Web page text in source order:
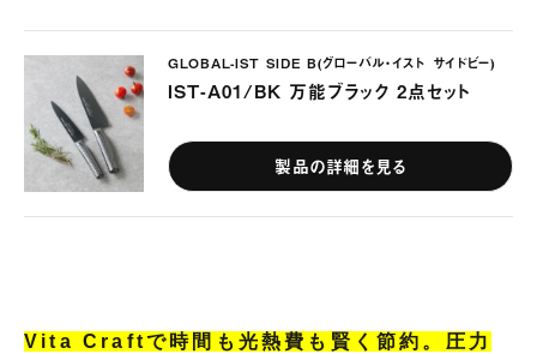
GLOBAL-IST SIDE B(グローバル・イスト サイドビー)
IST-A01/BK 万能ブラック 2点セット
製品の詳細を見る
Vita Craftで時間も光熱費も賢く節約。圧力